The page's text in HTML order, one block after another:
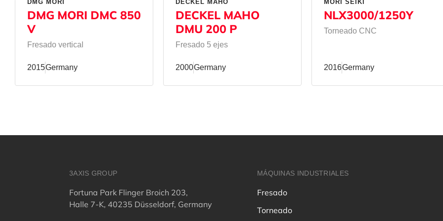
DMG MORI
DMG MORI DMC 850
V
Fresado vertical
2015Germany
DECKEL MAHO
DECKEL MAHO
DMU 200 P
Fresado 5 ejes
2000Germany
MORI SEIKI
NLX3000/1250Y
Torneado CNC
2016Germany
3AXIS GROUP
Fortuna Park Flinger Broich 203,
Halle 7-K, 40235 Düsseldorf, Germany
MÁQUINAS INDUSTRIALES
Fresado
Torneado